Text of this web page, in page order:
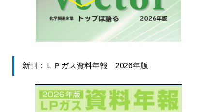
新刊：ＬＰガス資料年報 2026年版